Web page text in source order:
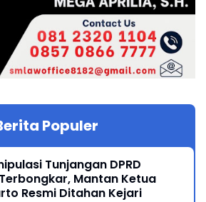
Populer
Tunjangan DPRD
Mantan Ketua
Resmi Ditahan Kejari